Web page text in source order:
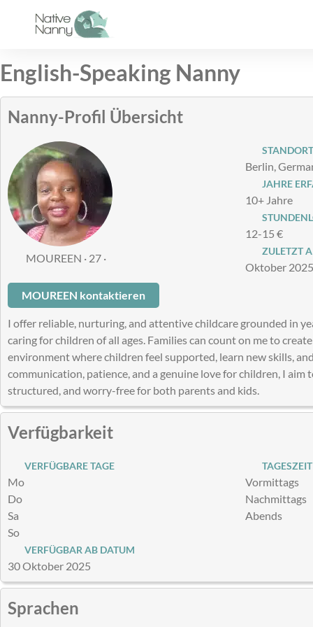
English-Speaking Nanny
Nanny-Profil Übersicht
MOUREEN · 27 ·
STANDORT
Berlin,
JAHRE
10+ Jahre
12-15 €
ZULETZT
Oktober 2025
MOUREEN kontaktieren
I offer reliable, nurturing, and attentive childcare grounded in
caring for children of all ages. Families can count on me to
environment where children feel supported, learn new skills,
communication, patience, and a genuine love for children, I aim
structured, and worry-free for both parents and kids.
Verfügbarkeit
VERFÜGBARE TAGE
Mo
Do
Sa
So
TAGESZEIT
Vormittags
Nachmittags
Abends
VERFÜGBAR AB DATUM
30 Oktober 2025
Sprachen